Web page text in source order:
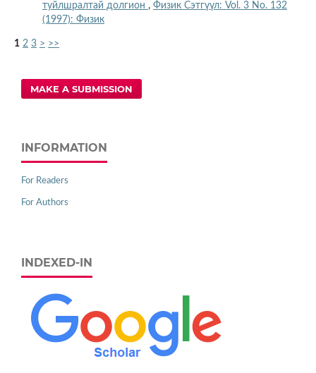
туйлшралтай долгион , Физик Сэтгүүл: Vol. 3 No. 132
(1997): Физик
1 2 3 > >>
MAKE A SUBMISSION
INFORMATION
For Readers
For Authors
INDEXED-IN